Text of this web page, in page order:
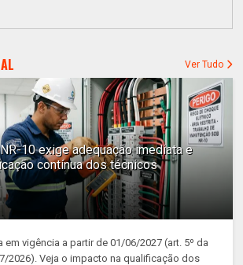
Ver Tudo
10 exige adequação imediata e
contínua dos técnicos
em vigência a partir de 01/06/2027 (art. 5º da
2026). Veja o impacto na qualificação dos